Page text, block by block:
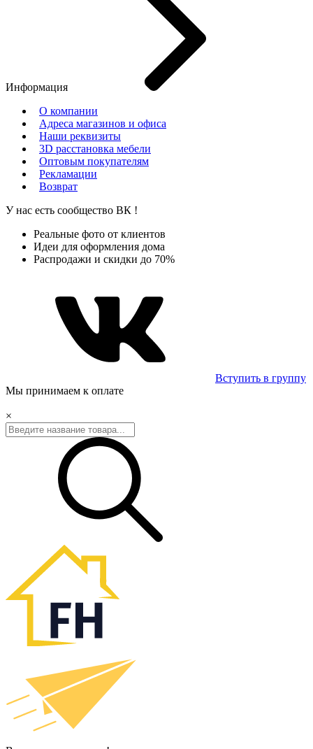
Информация
О компании
Адреса магазинов и офиса
Наши реквизиты
3D расстановка мебели
Оптовым покупателям
Рекламации
Возврат
У нас есть сообщество ВК !
Реальные фото от клиентов
Идеи для оформления дома
Распродажи и скидки до 70%
Вступить в группу
Мы принимаем к оплате
×